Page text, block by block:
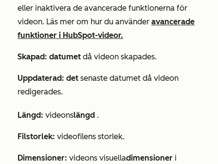
eller inaktivera de avancerade funktionerna för
videon. Läs mer om hur du använder avancerade
funktioner i HubSpot-videor.
Skapad: datumet då videon skapades.
Uppdaterad: det senaste datumet då videon
redigerades.
Längd: videonslängd .
Filstorlek: videofilens storlek.
Dimensioner: videons visuelladimensioner i